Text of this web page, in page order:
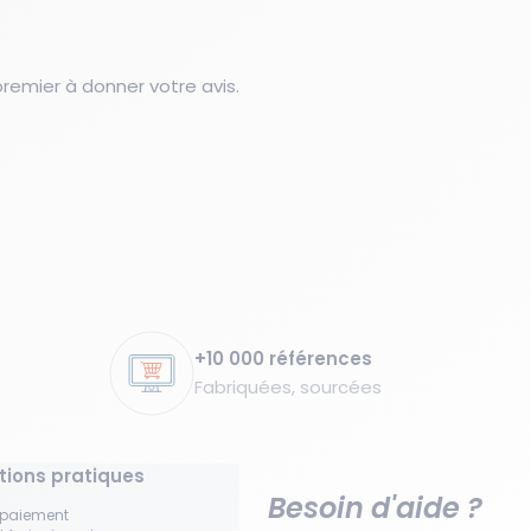
à donner votre avis.
+10 000 références
Fabriquées, sourcées
pratiques
Besoin d'aide ?